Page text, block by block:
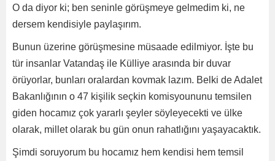
O da diyor ki; ben seninle görüşmeye gelmedim ki, ne
dersem kendisiyle paylaşırım.
Bunun üzerine görüşmesine müsaade edilmiyor. İşte bu
tür insanlar Vatandaş ile Külliye arasında bir duvar
örüyorlar, bunları oralardan kovmak lazım. Belki de Adalet
Bakanlığının o 47 kişilik seçkin komisyoununu temsilen
giden hocamız çok yararlı şeyler söyleyecekti ve ülke
olarak, millet olarak bu gün onun rahatlığını yaşayacaktık.
Şimdi soruyorum bu hocamız hem kendisi hem temsil